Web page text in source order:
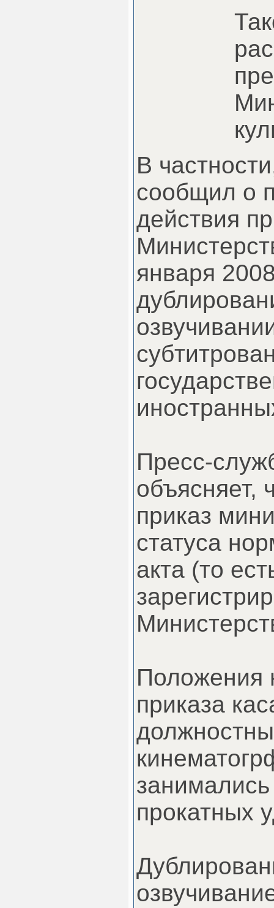
В
сообщил о
действия
января
Пресс-
объясняет,
приказ
статуса
акта (то
Положения
приказа
прокатных